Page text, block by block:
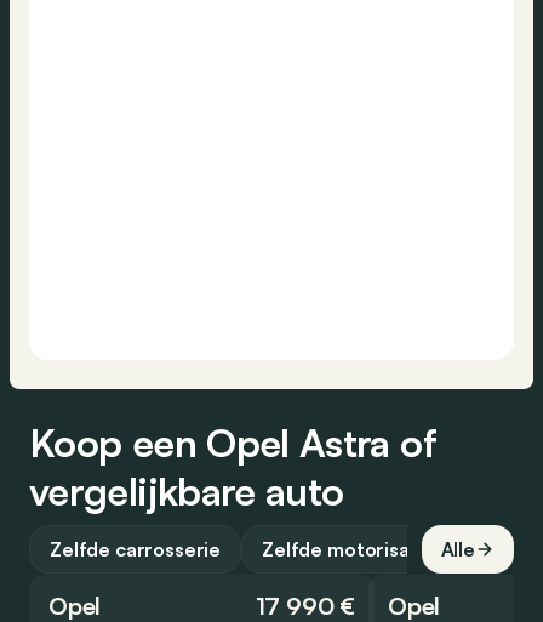
Koop een Opel Astra of
vergelijkbare auto
Zelfde carrosserie Zelfde motorisatie Alle
Opel
17 990 €
Opel